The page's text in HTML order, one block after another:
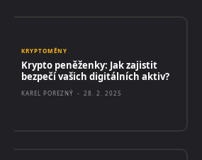
KRYPTOMĚNY
Krypto peněženky: Jak zajistit
bezpečí vašich digitálních aktiv?
KAREL POREZNÝ - 28. 2. 2025